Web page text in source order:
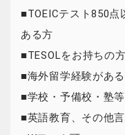
■TOEICテスト850
ある方
■TESOLをお持ちの方
■海外留学経験があ
■学校・予備校・塾
■英語教育、その他